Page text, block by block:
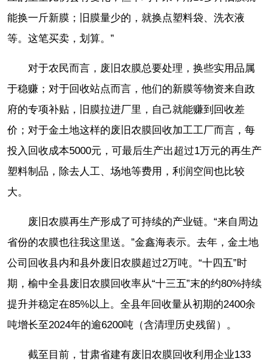
能换一斤新膜；旧膜量少的，就换点塑料袋、洗衣液
等。这笔买卖，划算。”
对于农民而言，废旧农膜总要处理，换些实用品属
于稳赚；对于回收站点而言，他们的新膜等物资来自政
府的专项补贴，旧膜拉进厂里，自己就能赚到回收差
价；对于金土地这样的废旧农膜回收加工工厂而言，每
投入回收成本5000元，可最后生产出超过1万元的再生产
塑料制品，除去人工、场地等费用，利润空间也比较
大。
废旧农膜再生产形成了可持续的产业链。“来自周边
省份的农膜也往我这里送。”金鑫海表示。去年，金土地
公司回收县内和县外废旧农膜超过2万吨。“十四五”时
期，榆中全县废旧农膜回收率从“十三五”末的约80%持续
提升并稳定在85%以上。全县年回收量从初期的2400余
吨增长至2024年的逾6200吨（含清理历史残留）。
截至目前，甘肃省建有废旧农膜回收利用企业133